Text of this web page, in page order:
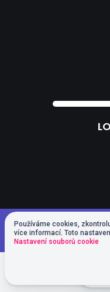
Hrajete v demo verzi.
režimu je mnohem
Používáme cookies,
více informací. Toto
Nastavení souborů cookie